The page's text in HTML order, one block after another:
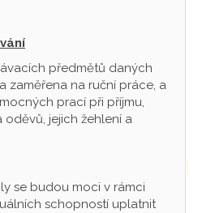
předmětů daných
zaměřena na ruční práce, a
prací při příjmu,
jejich žehlení a
se budou moci v rámci
schopností uplatnit